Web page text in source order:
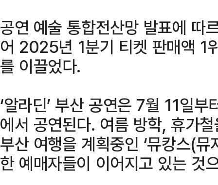
공연 예술 통합전산망 발표에 따
어 2025년 1분기 티켓 판매액 1
를 이끌었다.
‘알라딘’ 부산 공연은 7월 11일
에서 공연된다. 여름 방학, 휴가
부산 여행을 계획중인 ‘뮤캉스(
한 예매자들이 이어지고 있는 것